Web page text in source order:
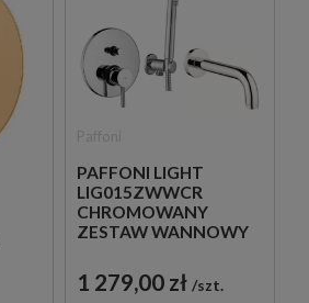
PAFFONI LIGHT
LIG015ZWWCR
CHROMOWANY
ZESTAW WANNOWY
SŁUCHAWKĄ
PRYSZNICOWĄ
1 279,00 zł szt.